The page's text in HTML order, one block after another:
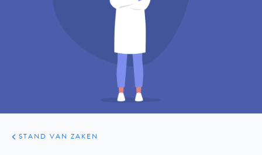
ARTIKELEN
PRAKTIJK
STAND VAN ZAKEN